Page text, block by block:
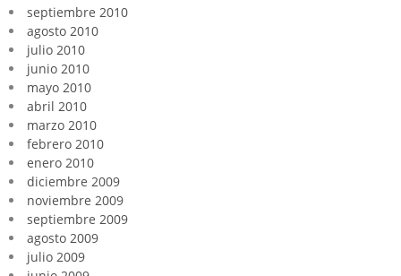
septiembre 2010
agosto 2010
julio 2010
junio 2010
mayo 2010
abril 2010
marzo 2010
febrero 2010
enero 2010
diciembre 2009
noviembre 2009
septiembre 2009
agosto 2009
julio 2009